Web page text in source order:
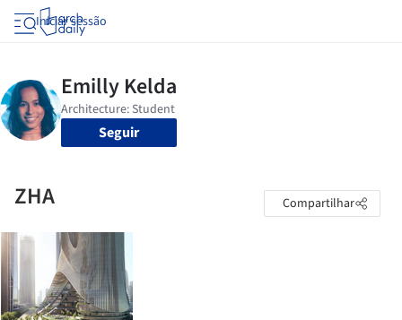
Iniciar sessão
Seguir
ZHA Compartilhar